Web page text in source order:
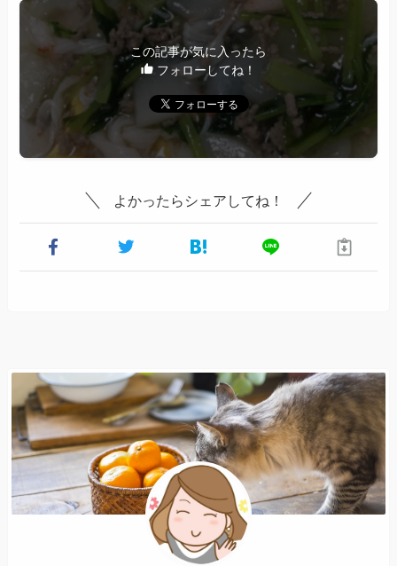
この記事が気に入ったら
フォローしてね！
よかったらシェアしてね！